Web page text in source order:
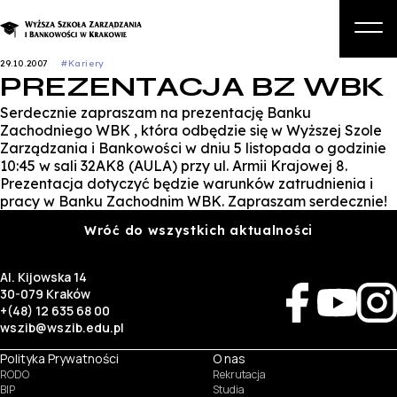
O nas
Studia
Studia podyplomowe i kursy
Kandydat
Zapisz się na studia
29.10.2007 #Kariery
PREZENTACJA BZ WBK
Serdecznie zapraszam na prezentację Banku
Zachodniego WBK , która odbędzie się w Wyższej Szole
Zarządzania i Bankowości w dniu 5 listopada o godzinie
10:45 w sali 32AK8 (AULA) przy ul. Armii Krajowej 8.
Prezentacja dotyczyć będzie warunków zatrudnienia i
pracy w Banku Zachodnim WBK. Zapraszam serdecznie!
Wróć do wszystkich aktualności
Al. Kijowska 14
30-079 Kraków
+(48) 12 635 68 00
wszib@wszib.edu.pl
Polityka Prywatności
RODO
BIP
O nas
Rekrutacja
Studia